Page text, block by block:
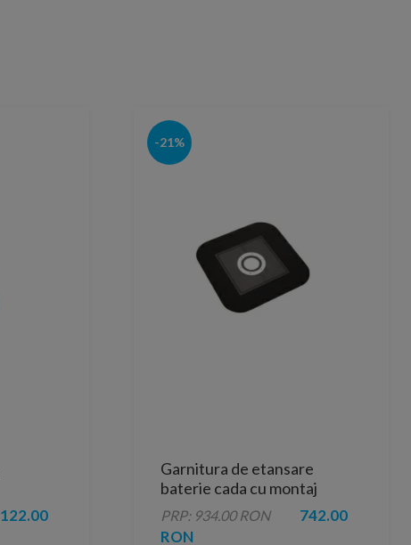
122.00
-21%
Garnitura de etansare
baterie cada cu montaj
freestanding Hansgrohe
PRP: 934.00 RON
742.00
RON